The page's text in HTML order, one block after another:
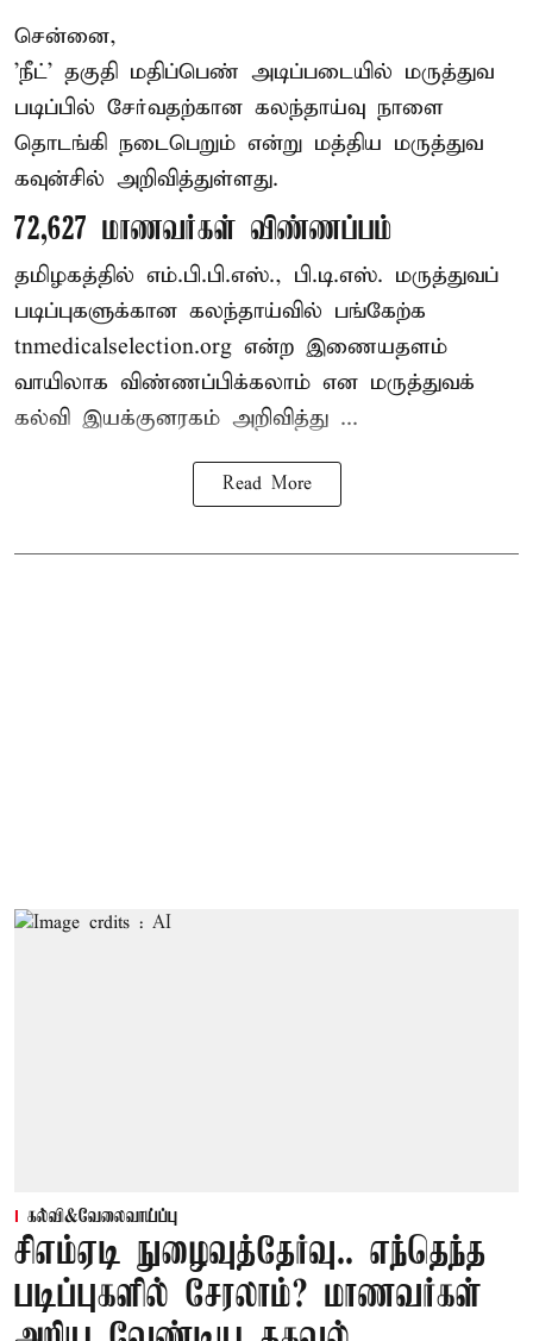
சென்னை,
'நீட்' தகுதி மதிப்பெண் அடிப்படையில் மருத்துவ
படிப்பில் சேர்வதற்கான கலந்தாய்வு நாளை
தொடங்கி நடைபெறும் என்று மத்திய மருத்துவ
கவுன்சில் அறிவித்துள்ளது.
72,627 மாணவர்கள் விண்ணப்பம்
தமிழகத்தில் எம்.பி.பி.எஸ்., பி.டி.எஸ். மருத்துவப்
படிப்புகளுக்கான கலந்தாய்வில் பங்கேற்க
tnmedicalselection.org என்ற இணையதளம்
வாயிலாக விண்ணப்பிக்கலாம் என மருத்துவக்
கல்வி இயக்குனரகம் அறிவித்து ...
Read More
கல்வி&வேலைவாய்ப்பு
சிஎம்ஏடி நுழைவுத்தேர்வு.. எந்தெந்த
படிப்புகளில் சேரலாம்? மாணவர்கள்